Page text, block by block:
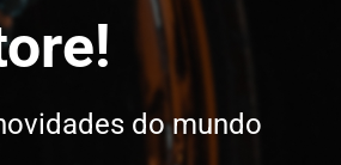
do mundo